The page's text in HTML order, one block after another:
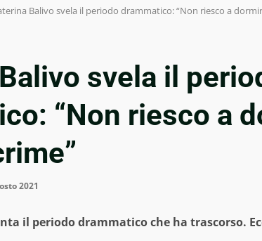
Balivo svela il periodo drammatico: “Non riesco a
svela il
“Non riesco a
2021
il periodo drammatico che ha trascorso.